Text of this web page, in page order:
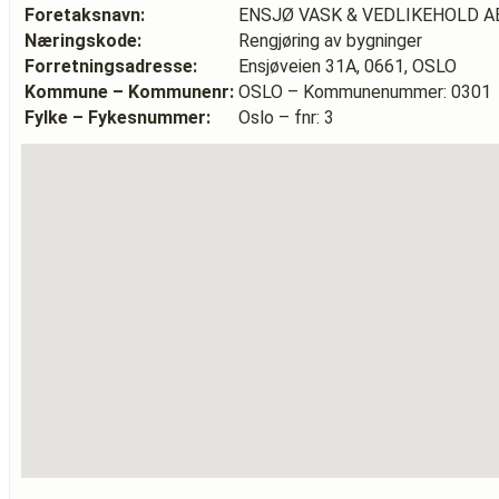
Foretaksnavn:
ENSJØ VASK & VEDLIKEHOLD
Næringskode:
Rengjøring av bygninger
Forretningsadresse:
Ensjøveien 31A, 0661, OSLO
Kommune – Kommunenr: OSLO – Kommunenummer: 0301
Fylke – Fykesnummer:
Oslo – fnr: 3